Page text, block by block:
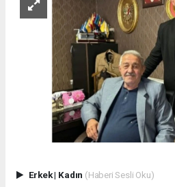
Erkek| Kadın (Haberi Sesli Oku)